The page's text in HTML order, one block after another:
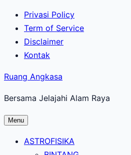
Lewati
konten
utama
Privasi Policy
Term of Service
Disclaimer
Kontak
Ruang Angkasa
Bersama Jelajahi Alam Raya
Menu
ASTROFISIKA